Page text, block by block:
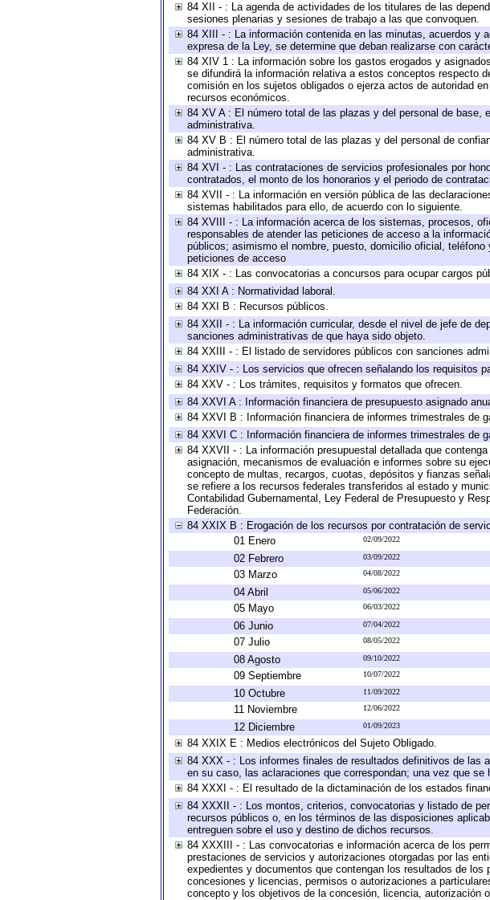
84 XII - : La agenda de actividades de los titulares de las
sesiones plenarias y sesiones de trabajo a las que convoquen.
84 XIII - : La información contenida en las minutas, acuerdos y
expresa de la Ley, se determine que deban realizarse con
84 XIV 1 : La información sobre los gastos erogados y
se difundirá la información relativa a estos conceptos respecto
comisión en los sujetos obligados o ejerza actos de autoridad
recursos económicos.
84 XV A : El número total de las plazas y del personal de
administrativa.
84 XV B : El número total de las plazas y del personal de
administrativa.
84 XVI - : Las contrataciones de servicios profesionales por
contratados, el monto de los honorarios y el periodo de
84 XVII - : La información en versión pública de las
sistemas habilitados para ello, de acuerdo con lo siguiente.
84 XVIII - : La información acerca de los sistemas, procesos,
responsables de atender las peticiones de acceso a la
públicos; asimismo el nombre, puesto, domicilio oficial,
peticiones de acceso
84 XIX - : Las convocatorias a concursos para ocupar cargos
84 XXI A : Normatividad laboral.
84 XXI B : Recursos públicos.
84 XXII - : La información curricular, desde el nivel de jefe de
sanciones administrativas de que haya sido objeto.
84 XXIII - : El listado de servidores públicos con sanciones
84 XXIV - : Los servicios que ofrecen señalando los requisitos
84 XXV - : Los trámites, requisitos y formatos que ofrecen.
84 XXVI A : Información financiera de presupuesto asignado
84 XXVI B : Información financiera de informes trimestrales de
84 XXVI C : Información financiera de informes trimestrales de
84 XXVII - : La información presupuestal detallada que
asignación, mecanismos de evaluación e informes sobre su
concepto de multas, recargos, cuotas, depósitos y fianzas
se refiere a los recursos federales transferidos al estado y
Contabilidad Gubernamental, Ley Federal de Presupuesto y
Federación.
84 XXIX B : Erogación de los recursos por contratación de
01 Enero
02/09/2022
02 Febrero 03/09/2022
03 Marzo 04/08/2022
04 Abril 05/06/2022
05 Mayo 06/03/2022
06 Junio 07/04/2022
07 Julio 08/05/2022
08 Agosto 09/10/2022
09 Septiembre 10/07/2022
10 Octubre 11/09/2022
11 Noviembre 12/06/2022
12 Diciembre 01/09/2023
84 XXIX E : Medios electrónicos del Sujeto Obligado.
84 XXX - : Los informes finales de resultados definitivos de las
en su caso, las aclaraciones que correspondan; una vez que
84 XXXI - : El resultado de la dictaminación de los estados
84 XXXII - : Los montos, criterios, convocatorias y listado de
recursos públicos o, en los términos de las disposiciones
entreguen sobre el uso y destino de dichos recursos.
84 XXXIII - : Las convocatorias e información acerca de los
prestaciones de servicios y autorizaciones otorgadas por las
expedientes y documentos que contengan los resultados de
concesiones y licencias, permisos o autorizaciones a
concepto y los objetivos de la concesión, licencia, autorización